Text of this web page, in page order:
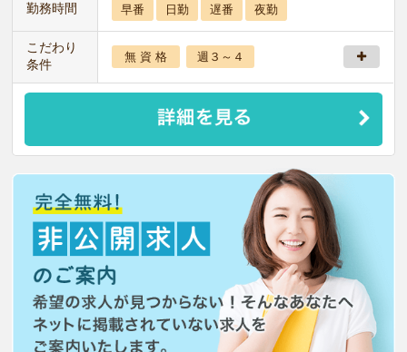
勤務時間 早番 日勤 遅番 夜勤
こだわり
条件
無 資 格 週３～４